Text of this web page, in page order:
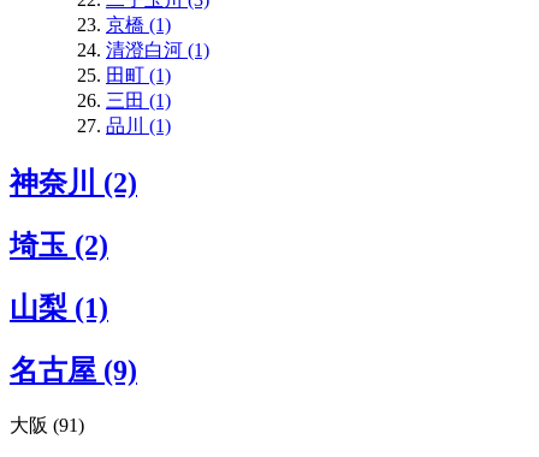
京橋 (1)
清澄白河 (1)
田町 (1)
三田 (1)
品川 (1)
神奈川 (2)
埼玉 (2)
山梨 (1)
名古屋 (9)
大阪 (91)